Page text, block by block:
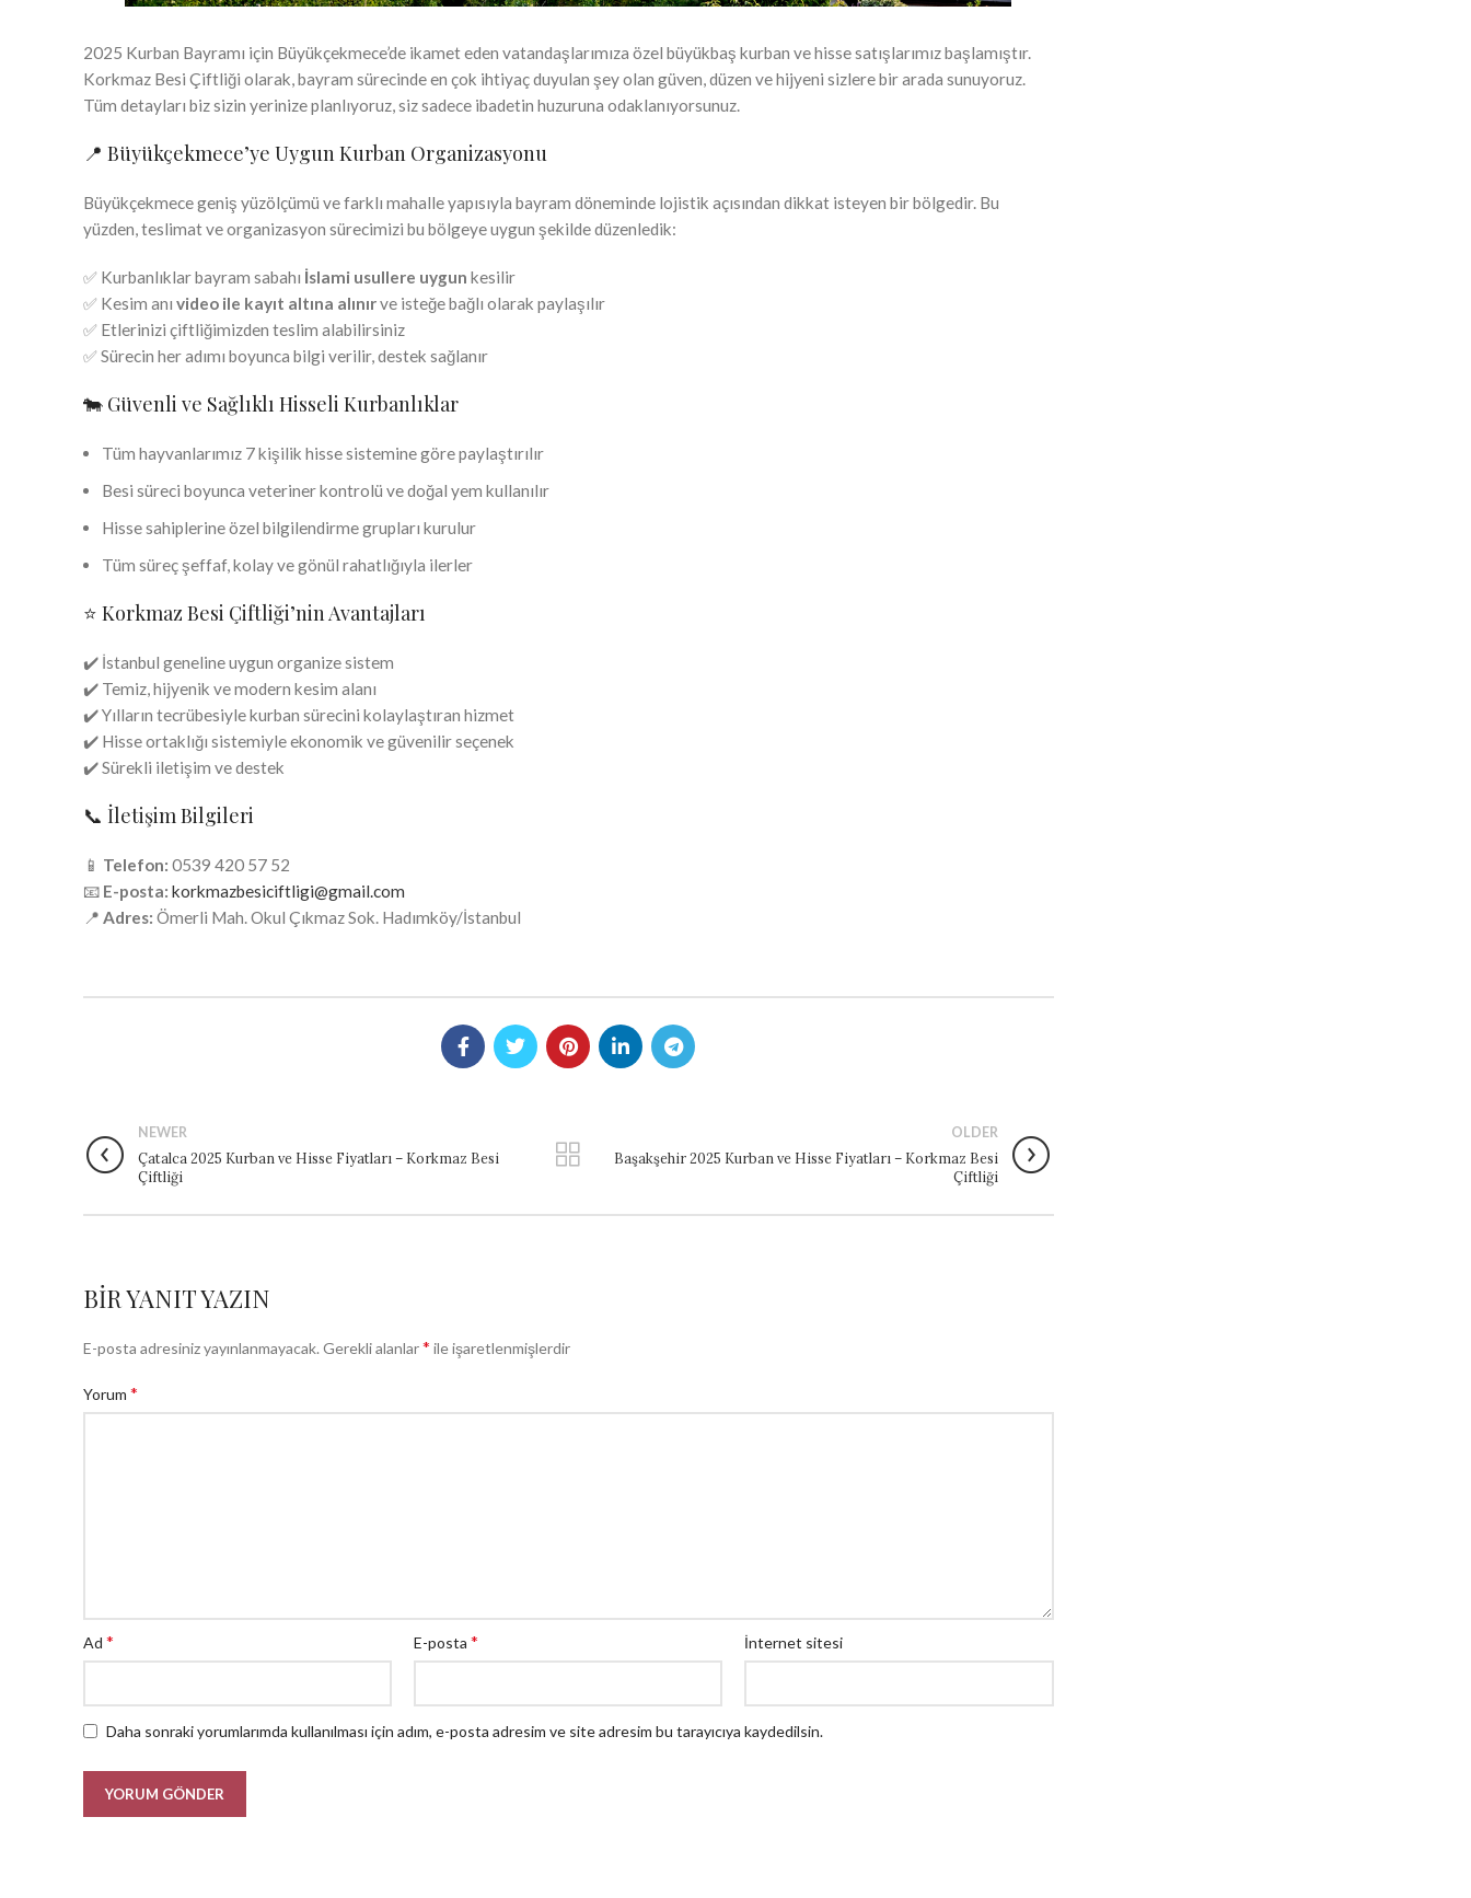
2025 Kurban Bayramı için Büyükçekmece’de ikamet eden vatandaşlarımıza özel büyükbaş kurban ve hisse satışlarımız başlamıştır.
Korkmaz Besi Çiftliği olarak, bayram sürecinde en çok ihtiyaç duyulan şey olan güven, düzen ve hijyeni sizlere bir arada sunuyoruz.
Tüm detayları biz sizin yerinize planlıyoruz, siz sadece ibadetin huzuruna odaklanıyorsunuz.
📍 Büyükçekmece’ye Uygun Kurban Organizasyonu
Büyükçekmece geniş yüzölçümü ve farklı mahalle yapısıyla bayram döneminde lojistik açısından dikkat isteyen bir bölgedir. Bu
yüzden, teslimat ve organizasyon sürecimizi bu bölgeye uygun şekilde düzenledik:
✅ Kurbanlıklar bayram sabahı İslami usullere uygun kesilir
✅ Kesim anı video ile kayıt altına alınırve isteğe bağlı olarak paylaşılır
✅ Etlerinizi çiftliğimizden teslim alabilirsiniz
✅ Sürecin her adımı boyunca bilgi verilir, destek sağlanır
🐄 Güvenli ve Sağlıklı Hisseli Kurbanlıklar
Tüm hayvanlarımız 7 kişilik hisse sistemine göre paylaştırılır
Besi süreci boyunca veteriner kontrolü ve doğal yem kullanılır
Hisse sahiplerine özel bilgilendirme grupları kurulur
Tüm süreç şeffaf, kolay ve gönül rahatlığıyla ilerler
⭐ Korkmaz Besi Çiftliği’nin Avantajları
✔️ İstanbul geneline uygun organize sistem
✔️ Temiz, hijyenik ve modern kesim alanı
✔️ Yılların tecrübesiyle kurban sürecini kolaylaştıran hizmet
✔️ Hisse ortaklığı sistemiyle ekonomik ve güvenilir seçenek
✔️ Sürekli iletişim ve destek
📞 İletişim Bilgileri
📱 Telefon: 0539 420 57 52
📧 E-posta: korkmazbesiciftligi@gmail.com
📍 Adres: Ömerli Mah. Okul Çıkmaz Sok. Hadımköy/İstanbul
NEWER
Çatalca 2025 Kurban ve Hisse Fiyatları – Korkmaz Besi
Çiftliği
OLDER
Başakşehir 2025 Kurban ve Hisse Fiyatları – Korkmaz Besi
Çiftliği
BIR YANIT YAZIN
E-posta adresiniz yayınlanmayacak. Gerekli alanlar* ile işaretlenmişlerdir
Yorum *
Ad * E-posta* İnternet sitesi
Daha sonraki yorumlarımda kullanılması için adım, e-posta adresim ve site adresim bu tarayıcıya kaydedilsin.